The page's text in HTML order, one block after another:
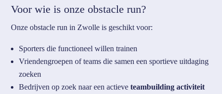
Voor wie is onze obstacle run?
Onze obstacle run in Zwolle is geschikt voor:
Sporters die functioneel willen trainen
Vriendengroepen of teams die samen een sportieve uitdaging
zoeken
Bedrijven op zoek naar een actieveteambuilding activiteit